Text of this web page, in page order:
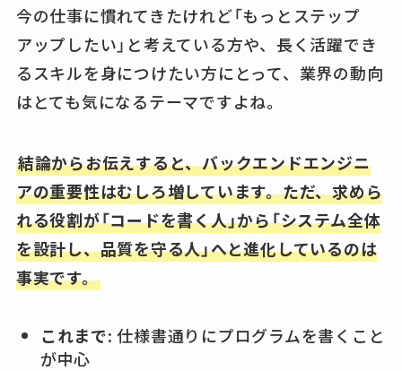
今の仕事に慣れてきたけれど「もっとステップ
アップしたい」と考えている方や、長く活躍でき
るスキルを身につけたい方にとって、業界の動向
はとても気になるテーマですよね。
結論からお伝えすると、バックエンドエンジニ
アの重要性はむしろ増しています。ただ、求めら
れる役割が「コードを書く人」から「システム全体
を設計し、品質を守る人」へと進化しているのは
事実です。
これまで: 仕様書通りにプログラムを書くこと
が中心